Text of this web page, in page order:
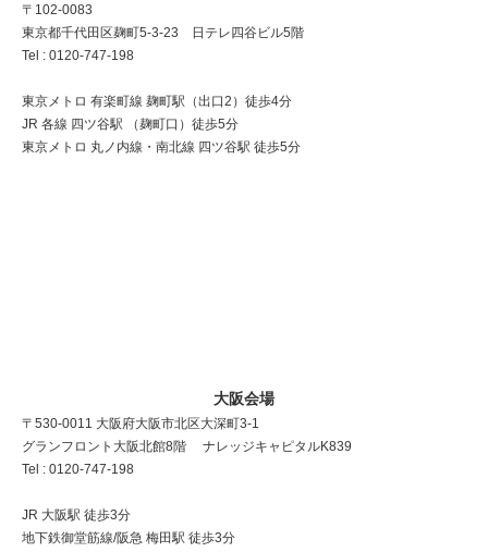
〒102-0083
東京都千代田区麹町5-3-23 日テレ四谷ビル5階
Tel : 0120-747-198
東京メトロ 有楽町線 麹町駅（出口2）徒歩4分
JR 各線 四ツ谷駅 （麹町口）徒歩5分
東京メトロ 丸ノ内線・南北線 四ツ谷駅 徒歩5分
大阪会場
〒530-0011 大阪府大阪市北区大深町3-1
グランフロント大阪北館8階 ナレッジキャピタルK839
Tel : 0120-747-198
JR 大阪駅 徒歩3分
地下鉄御堂筋線/阪急 梅田駅 徒歩3分